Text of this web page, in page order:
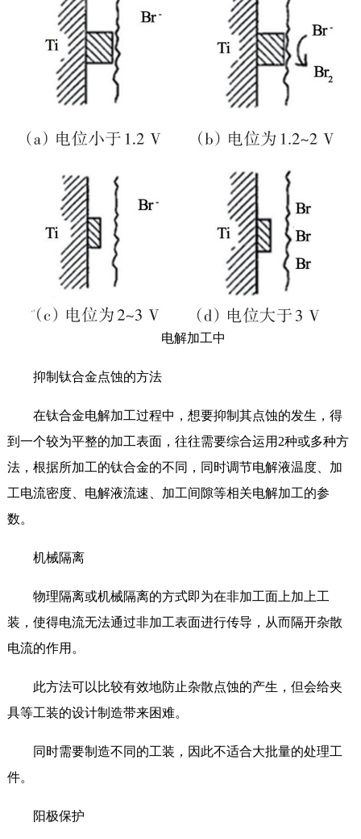
电解加工中
抑制钛合金点蚀的方法
在钛合金电解加工过程中，想要抑制其点蚀的发生，得
到一个较为平整的加工表面，往往需要综合运用2种或多种方
法，根据所加工的钛合金的不同，同时调节电解液温度、加
工电流密度、电解液流速、加工间隙等相关电解加工的参
数。
机械隔离
物理隔离或机械隔离的方式即为在非加工面上加上工
装，使得电流无法通过非加工表面进行传导，从而隔开杂散
电流的作用。
此方法可以比较有效地防止杂散点蚀的产生，但会给夹
具等工装的设计制造带来困难。
同时需要制造不同的工装，因此不适合大批量的处理工
件。
阳极保护